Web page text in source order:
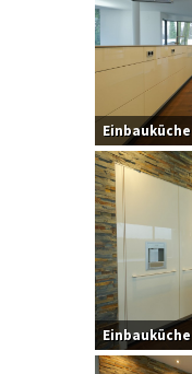
Einbauküche
Einbauküche